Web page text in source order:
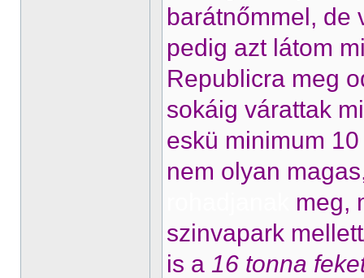
barátnőmmel, de
pedig azt látom
Republicra meg
sokáig várattak
eskü minimum
nem olyan
meg,
szinvapark
is a 16 tonna